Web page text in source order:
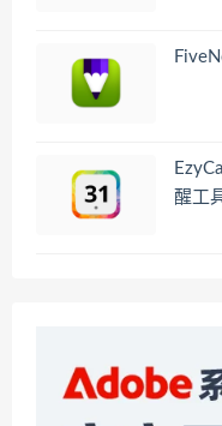
醒工